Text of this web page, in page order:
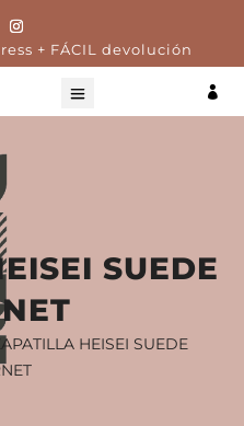
+ FÁCIL devolución

SUEDE
HEISEI SUEDE